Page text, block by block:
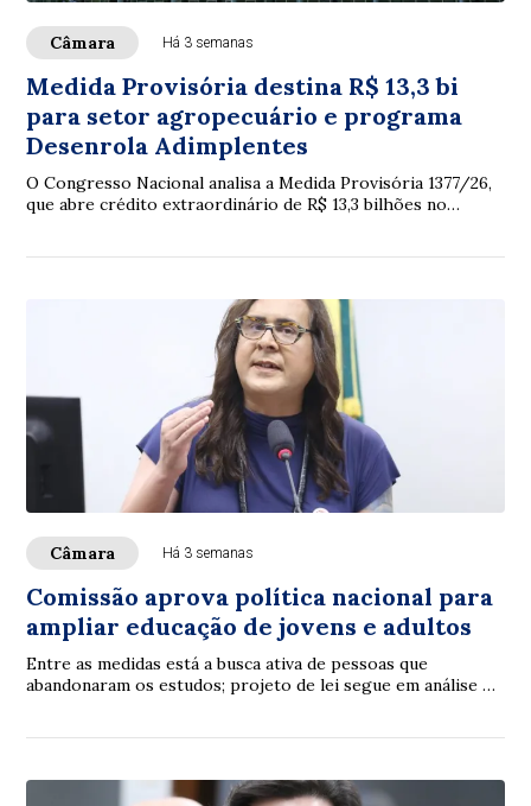
Câmara Há 3 semanas
Medida Provisória destina R$ 13,3 bi
para setor agropecuário e programa
Desenrola Adimplentes
O Congresso Nacional analisa a Medida Provisória 1377/26,
que abre crédito extraordinário de R$ 13,3 bilhões no
Câmara Há 3 semanas
Comissão aprova política nacional para
ampliar educação de jovens e adultos
Entre as medidas está a busca ativa de pessoas que
abandonaram os estudos; projeto de lei segue em análise na